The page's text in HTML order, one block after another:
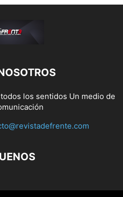
los sentidos Un medio de